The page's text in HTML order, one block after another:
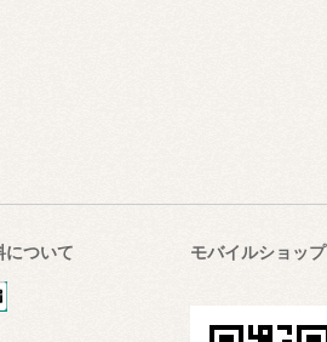
について モバイルショップ